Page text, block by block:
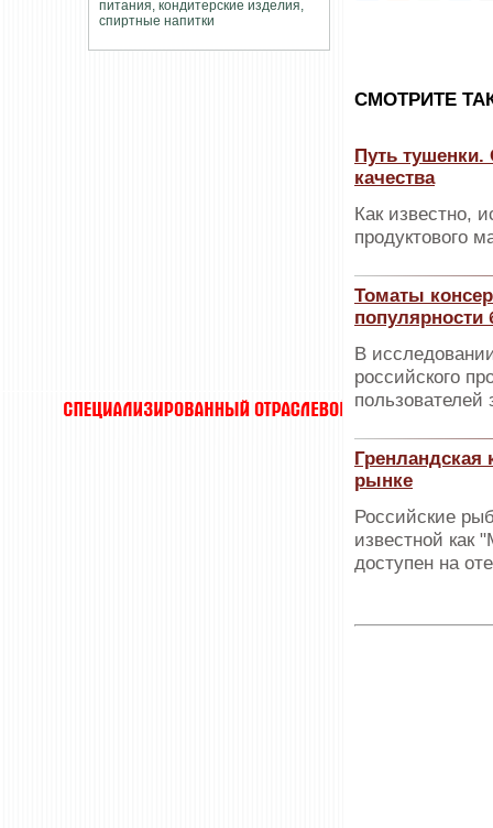
CМОТРИТЕ
Путь тушенки.
качества
Как известно,
продуктового
Томаты
популярности
В
российского
Гренландская
рынке
Российские
известной как
доступен на